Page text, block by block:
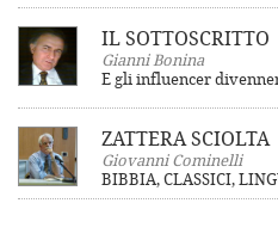
IL SOTTOSCRITTO
Gianni Bonina
E gli influencer
ZATTERA SCIOLTA
Giovanni Cominelli
BIBBIA, CLASSICI,